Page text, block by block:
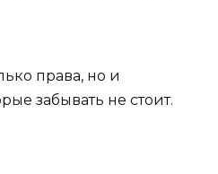
права, но и
забывать не стоит.